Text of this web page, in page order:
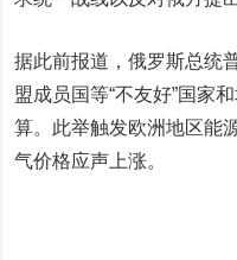
据此前报道，俄罗斯总统
盟成员国等“不友好”国家
算。此举触发欧洲地区能
气价格应声上涨。